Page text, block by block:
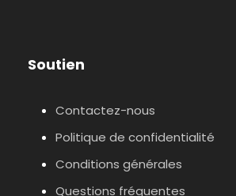
Soutien
Contactez-nous
Politique de confidentialité
Conditions générales
Questions fréquentes